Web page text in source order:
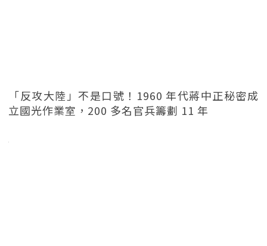
「反攻大陸」不是口號！1960 年代蔣中正秘密成
立國光作業室，200 多名官兵籌劃 11 年